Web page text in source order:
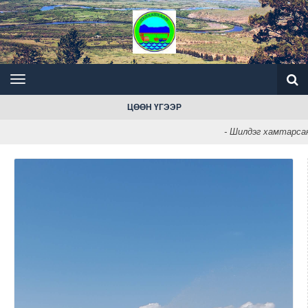
ЦӨӨН ҮГЭЭР
- Шилдэг хамтарсан